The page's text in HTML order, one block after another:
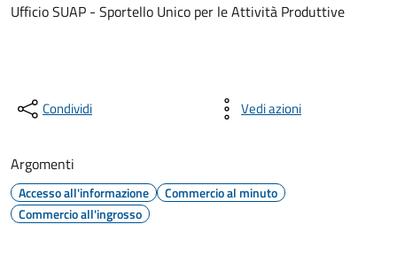
Ufficio SUAP - Sportello Unico per le Attività Produttive
Condividi Vedi azioni
Argomenti
Accesso all'informazione
Commercio al minuto
Commercio all'ingrosso